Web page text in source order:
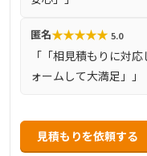
サイトでも「地元密
頻繁で安心」「相見
る」といった高評価
隣地域では特に信頼
ておすすめできます。 |
匿名★★★★★ 5.0
「「相見積もりに対
ォームして大満足」」
見積もりを依頼する